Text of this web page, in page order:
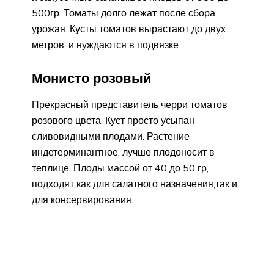
500гр. Томаты долго лежат после сбора
урожая. Кусты томатов вырастают до двух
метров, и нуждаются в подвязке.
Монисто розовый
Прекрасный представитель черри томатов
розового цвета. Куст просто усыпан
сливовидными плодами. Растение
индетерминантное, лучше плодоносит в
теплице. Плоды массой от 40 до 50 гр,
подходят как для салатного назначения,так и
для консервирования.